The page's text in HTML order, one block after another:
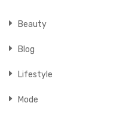
Beauty
Blog
Lifestyle
Mode